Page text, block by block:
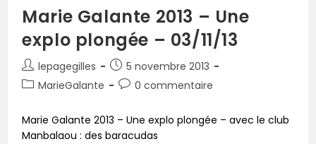
Marie Galante 2013 – Une
explo plongée – 03/11/13
lepagegilles
5 novembre 2013
MarieGalante
0 commentaire
Marie Galante 2013 – Une explo plongée – avec le club
Manbalaou : des baracudas